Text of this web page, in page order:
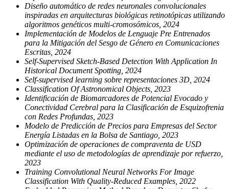
Diseño automático de redes neuronales convolucionales
inspiradas en arquitecturas biológicas retinotópicas utilizando
algoritmos genéticos multi-cromosómicos, 2024
Implementación de Modelos de Lenguaje Pre Entrenados
para la Mitigación del Sesgo de Género en Comunicaciones
Escritas, 2024
Self-Supervised Sketch-Based Detection With Application In
Historical Document Spotting, 2024
Self-supervised learning sobre representaciones 3D, 2024
Classification Of Astronomical Objects, 2023
Identificación de Biomarcadores de Potencial Evocado y
Conectividad Cerebral para la Clasificación de Esquizofrenia
con Redes Profundas, 2023
Modelo de Predicción de Precios para Empresas del Sector
Energía Listadas en la Bolsa de Santiago, 2023
Optimización de operaciones de compraventa de USD
mediante el uso de metodologías de aprendizaje por refuerzo,
2023
Training Convolutional Neural Networks For Image
Classification With Quality-Reduced Examples, 2022